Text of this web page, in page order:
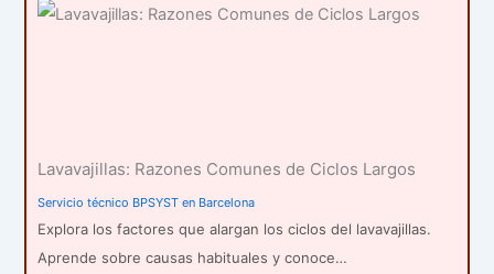
Lavavajillas: Razones Comunes de Ciclos Largos
Servicio técnico BPSYST en Barcelona
Explora los factores que alargan los ciclos del lavavajillas.
Aprende sobre causas habituales y conoce…